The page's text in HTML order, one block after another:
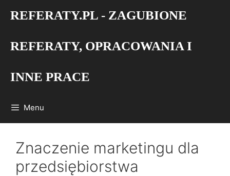
REFERATY.PL - ZAGUBIONE
REFERATY, OPRACOWANIA I
INNE PRACE
Menu
Znaczenie marketingu dla
przedsiębiorstwa